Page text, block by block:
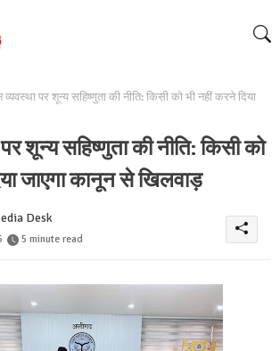
पर शून्य सहिष्णुता की नीति: किसी को भी नहीं करने दिया
शून्य सहिष्णुता की नीति: किसी को
जाएगा कानून से खिलवाड़
Desk
5 minute read